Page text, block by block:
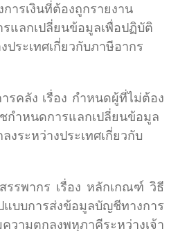
ารเงินที่ต้องถูกรายงาน
แลกเปลี่ยนข้อมูลเพื่อปฏิบัติ
ระเทศเกี่ยวกับภาษีอากร
รคลัง เรื่อง กำหนดผู้ที่ไม่ต้อง
กำหนดการแลกเปลี่ยนข้อมูล
ระหว่างประเทศเกี่ยวกับ
รรพากร เรื่อง หลักเกณฑ์ วิธี
บบการส่งข้อมูลบัญชีทางการ
ามตกลงพหุภาคีระหว่างเจ้า